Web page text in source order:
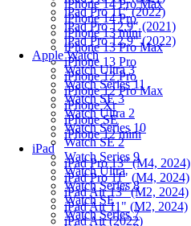
iPad Pro 11" (2022)
iPad Pro 12.9" (2021)
iPad Pro 12.9" (2022)
Apple Watch
Watch Ultra 3
Watch Series 11
Watch SE 3
Watch Ultra 2
Watch Series 10
Watch SE 2
Watch Series 9
Watch Ultra
Watch Series 8
Watch SE
Watch Series 7
iPhone 14 Pro Max
iPhone 14 Pro
iPhone 13 mini
iPhone 13 Pro Max
iPhone 13 Pro
iPhone 12 Pro
iPhone 12 Pro Max
iPhone Xr
iPhone SE
iPhone 12 mini
iPad
iPad Pro 13" (M4, 2024)
iPad Pro 11" (M4, 2024)
iPad Air 13" (M2, 2024)
iPad Air 11" (M2, 2024)
iPad Air (2022)